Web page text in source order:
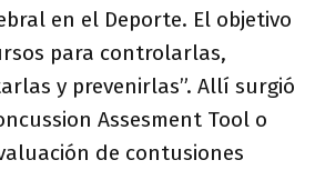
en el Deporte. El objetivo
para controlarlas,
y prevenirlas”. Allí surgió
Assesment Tool o
de contusiones